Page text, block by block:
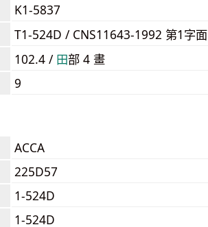
K1-5837
T1-524D / CNS11643-1992 第1字面
102.4 / ⽥部 4 畫
9
ACCA
225D57
1-524D
1-524D